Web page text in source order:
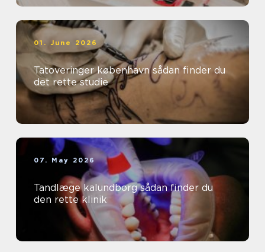
01. June 2026
Tatoveringer københavn sådan finder du
det rette studie
07. May 2026
Tandlæge kalundborg sådan finder du
den rette klinik